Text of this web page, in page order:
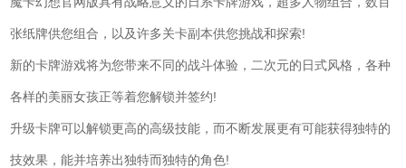
张纸牌供您组合，以及许多关卡副本供您挑战和探索!
新的卡牌游戏将为您带来不同的战斗体验，二次元的日式风格，各种
各样的美丽女孩正等着您解锁并签约!
升级卡牌可以解锁更高的高级技能，而不断发展更有可能获得独特的
技效果，能并培养出独特而独特的角色!